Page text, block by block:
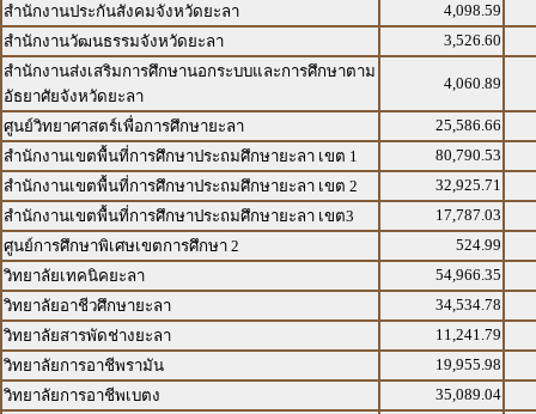
สำนักงานประกันสังคมจังหวัดยะลา
4,098.59
สำนักงานวัฒนธรรมจังหวัดยะลา
3,526.60
สำนักงานส่งเสริมการศึกษานอกระบบและการศึกษาตาม
อัธยาศัยจังหวัดยะลา
4,060.89
ศูนย์วิทยาศาสตร์เพื่อการศึกษายะลา
25,586.66
สำนักงานเขตพื้นที่การศึกษาประถมศึกษายะลา เขต 1
80,790.53
สำนักงานเขตพื้นที่การศึกษาประถมศึกษายะลา เขต 2
32,925.71
สำนักงานเขตพื้นที่การศึกษาประถมศึกษายะลา เขต3
17,787.03
ศูนย์การศึกษาพิเศษเขตการศึกษา 2
524.99
วิทยาลัยเทคนิคยะลา
54,966.35
วิทยาลัยอาชีวศึกษายะลา
34,534.78
วิทยาลัยสารพัดช่างยะลา
11,241.79
วิทยาลัยการอาชีพรามัน
19,955.98
วิทยาลัยการอาชีพเบตง
35,089.04